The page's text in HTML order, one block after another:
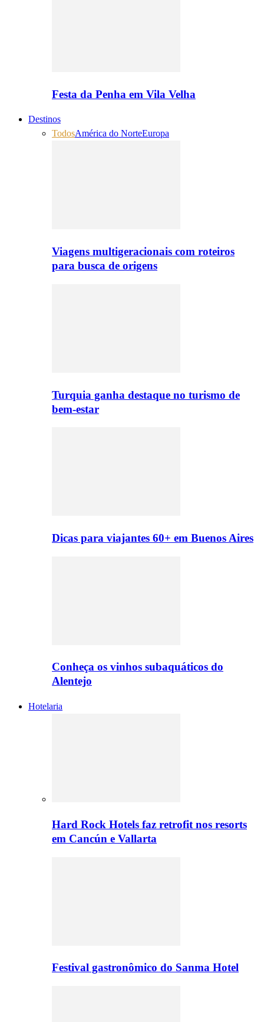
Festa da Penha em Vila Velha
Destinos
TodosAmérica do NorteEuropa
Viagens multigeracionais com roteiros
para busca de origens
Turquia ganha destaque no turismo de
bem-estar
Dicas para viajantes 60+ em Buenos Aires
Conheça os vinhos subaquáticos do
Alentejo
Hotelaria
Hard Rock Hotels faz retrofit nos resorts
em Cancún e Vallarta
Festival gastronômico do Sanma Hotel